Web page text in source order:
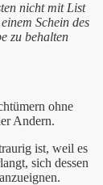
nicht mit List
Schein des
zu behalten
ohne
Andern.
ist, weil es
sich dessen